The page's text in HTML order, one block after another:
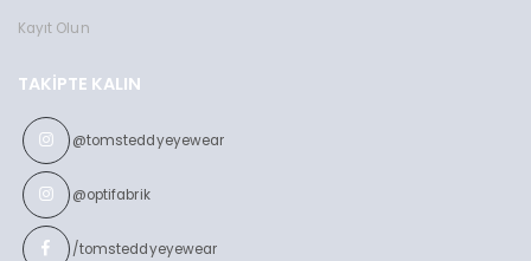
Kayıt Olun
TAKIPTE KALIN
@tomsteddyeyewear
@optifabrik
/tomsteddyeyewear